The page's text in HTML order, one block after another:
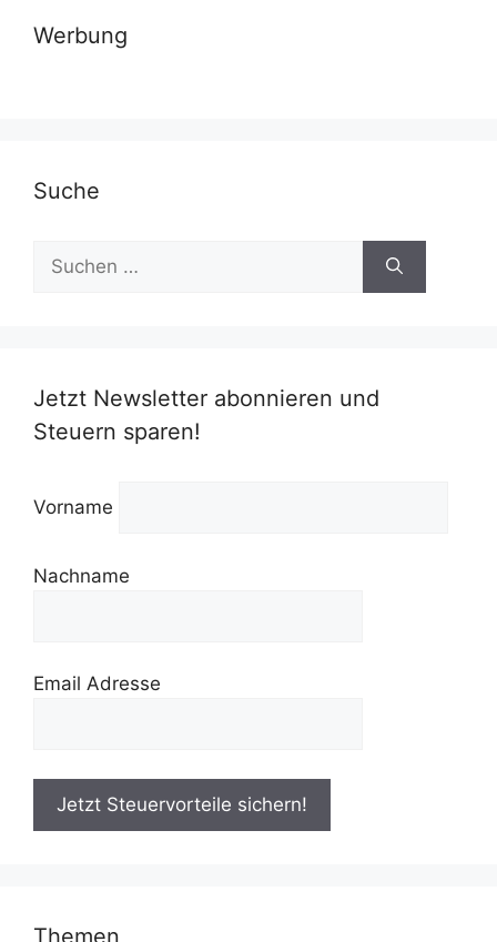
Werbung
Suche
Suchen
nach:
Jetzt Newsletter abonnieren und
Steuern sparen!
Vorname
Nachname
Email Adresse
Themen